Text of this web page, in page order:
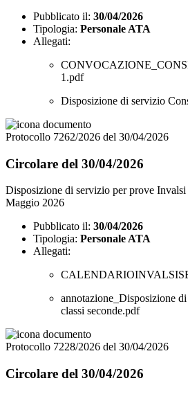
Pubblicato il: 30/04/2026
Tipologia: Personale ATA
Allegati:
1.pdf
Disposizione di servizio
Protocollo 7262/2026 del 30/04/2026
Circolare del 30/04/2026
Disposizione di servizio per prove Invalsi
Maggio 2026
Pubblicato il: 30/04/2026
Tipologia: Personale ATA
Allegati:
annotazione_Disposizione
classi seconde.pdf
Protocollo 7228/2026 del 30/04/2026
Circolare del 30/04/2026